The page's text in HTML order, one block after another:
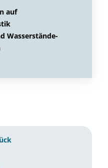
auf
Wasserstände-